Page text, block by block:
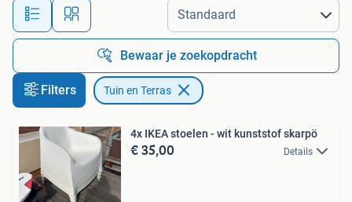
Alle afstanden…
Bewaar je zoekopdracht
Filters Tuin en Terras
4x IKEA stoelen - wit kunststof skarpö
€ 35,00 Details